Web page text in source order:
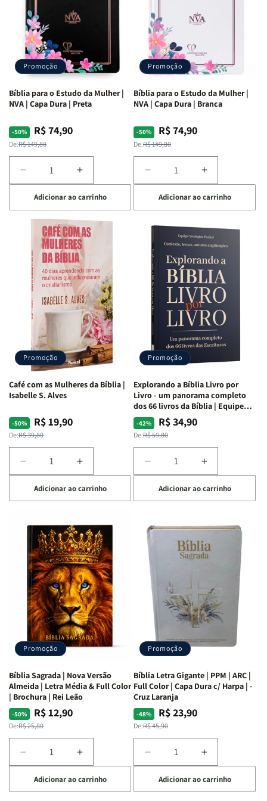
Promoção
Bíblia para o Estudo da Mulher |
NVA | Capa Dura | Preta
-50%
Preço
normal
De:R$ 149,80
Preço
promocional
R$ 74,90
Diminuir
a
quantidade
de
Bíblia
para
Estudo
da
Mulher
NVA
Capa
Dura
|
Preta
Aumentar
a
quantidade
de
Bíblia
para
o
Estudo
da
Mulher
|
NVA
|
Capa
Dura
|
Adicionar ao carrinho
Promoção
Bíblia para o Estudo da Mulher |
NVA | Capa Dura | Branca
-50%
Preço
normal
De:R$ 149,80
Preço
promocional
R$ 74,90
Diminuir
a
quantidade
de
Bíblia
o
Estudo
da
Mulher
NVA
Capa
Dura
|
Aumentar
a
quantidade
de
Bíblia
para
o
Estudo
Mulher
|
NVA
|
Capa
Dura
|
Adicionar ao carrinho
Promoção
Café com as Mulheres da Bíblia |
Isabelle S. Alves
-50%
Preço
normal
De:R$ 39,80
Preço
promocional
R$ 19,90
Diminuir
a
quantidade
de
com
Mulheres
da
Bíblia
Isabelle
S.
Alves
Aumentar
a
quantidade
de
com
as
Mulheres
da
Bíblia
|
Isabelle
S.
Alves
Adicionar ao carrinho
Promoção
Explorando a Bíblia Livro por
Livro - um panorama completo
dos 66 livros da Bíblia | Equipe
teológica Penkal
-42%
Preço
normal
De:R$ 59,80
Preço
promocional
R$ 34,90
Diminuir
a
quantidade
de
a
Bíblia
Livro
por
Livro
um
panorama
completo
dos
66
da
Bíblia
Equipe
teológica
Penkal
Aumentar
a
quantidade
de
a
Bíblia
Livro
-
um
panorama
completo
dos
da
Bíblia
Penkal
Adicionar ao carrinho
Promoção
Bíblia Sagrada | Nova Versão
Almeida | Letra Média & Full Color
| Brochura | Rei Leão
-50%
Preço
normal
De:R$ 25,80
Preço
promocional
R$ 12,90
Diminuir
a
quantidade
de
Aumentar
a
quantidade
de
Adicionar ao carrinho
Promoção
Bíblia Letra Gigante | PPM | ARC |
Full Color | Capa Dura c/ Harpa | -
Cruz Laranja
-48%
Preço
normal
De:R$ 45,90
Preço
promocional
R$ 23,90
Diminuir
a
quantidade
de
Aumentar
a
quantidade
de
Adicionar ao carrinho